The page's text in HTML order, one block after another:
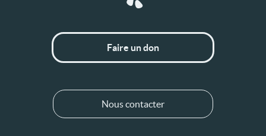
Faire un don
Nous contacter